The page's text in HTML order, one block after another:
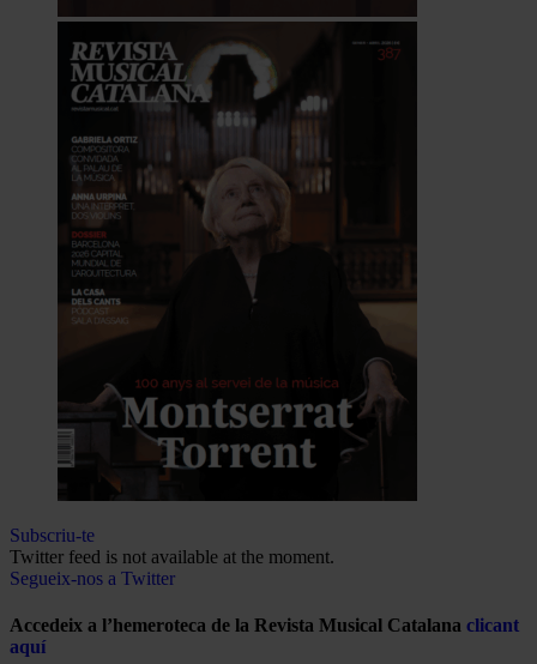
Subscriu-te
Twitter feed is not available at the moment.
Segueix-nos a Twitter
Accedeix a l’hemeroteca de la Revista Musical Catalana clicant
aquí